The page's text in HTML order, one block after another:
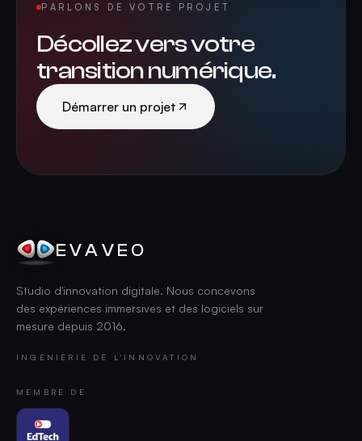
PARLONS DE VOTRE PROJET
Décollez vers votre
transition numérique.
Démarrer un projet
EVAVEO
Studio d'innovation digitale. Nous concevons
des expériences immersives et des logiciels sur
mesure depuis 2016.
INGÉNIERIE DE L'INNOVATION
MEMBRE DE